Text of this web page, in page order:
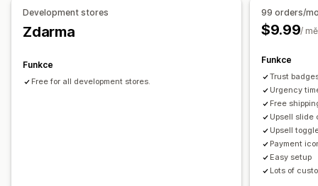
Doprava zdarma
Dárky zdarma
Development stores
Zdarma
Funkce
Free for all development stores.
99 orders/
$9.99/
Funkce
Trust
Urgency
Free
Upsell slide
Upsell
Payment
Easy setup
Lots of